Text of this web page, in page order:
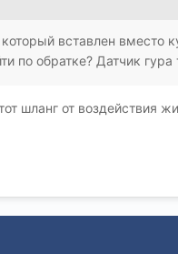
вставлен вместо
по обратке? Датчик
шланг от воздействия